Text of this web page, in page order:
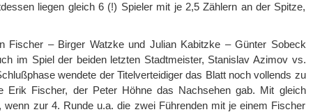
liegen gleich 6 (!) Spieler mit je 2,5 Zählern an der Spitze,
Fischer – Birger Watzke und Julian Kabitzke – Günter Sobeck
im Spiel der beiden letzten Stadtmeister, Stanislav Azimov vs.
wendete der Titelverteidiger das Blatt noch vollends zu
Fischer, der Peter Höhne das Nachsehen gab. Mit gleich
zur 4. Runde u.a. die zwei Führenden mit je einem Fischer